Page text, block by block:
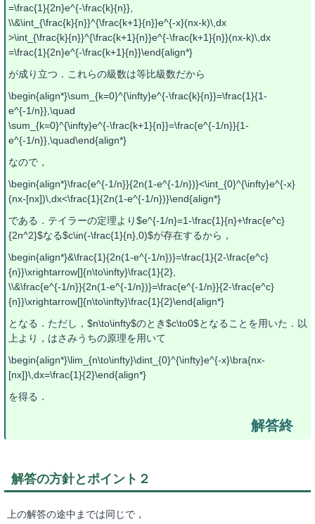
=\frac{1}{2n}e^{-\frac{k}{n}},
\\&\int_{\frac{k}{n}}^{\frac{k+1}{n}}e^{-x}(nx-k)\,dx
>\int_{\frac{k}{n}}^{\frac{k+1}{n}}e^{-\frac{k+1}{n}}(nx-k)\,dx
=\frac{1}{2n}e^{-\frac{k+1}{n}}\end{align*}
が成り立つ．これらの級数は等比級数だから
\begin{align*}\sum_{k=0}^{\infty}e^{-\frac{k}{n}}=\frac{1}{1-
e^{-1/n}},\quad
\sum_{k=0}^{\infty}e^{-\frac{k+1}{n}}=\frac{e^{-1/n}}{1-
e^{-1/n}},\quad\end{align*}
なので，
\begin{align*}\frac{e^{-1/n}}{2n(1-e^{-1/n})}<\int_{0}^{\infty}e^{-x}
(nx-[nx])\,dx<\frac{1}{2n(1-e^{-1/n})}\end{align*}
である．テイラーの定理より$e^{-1/n}=1-\frac{1}{n}+\frac{e^c}
{2n^2}$なる$c\in(-\frac{1}{n},0)$が存在するから，
\begin{align*}&\frac{1}{2n(1-e^{-1/n})}=\frac{1}{2-\frac{e^c}
{n}}\xrightarrow[]{n\to\infty}\frac{1}{2},
\\&\frac{e^{-1/n}}{2n(1-e^{-1/n})}=\frac{e^{-1/n}}{2-\frac{e^c}
{n}}\xrightarrow[]{n\to\infty}\frac{1}{2}\end{align*}
となる．ただし，$n\to\infty$のとき$c\to0$となることを用いた．以
上より，はさみうちの原理を用いて
\begin{align*}\lim_{n\to\infty}\dint_{0}^{\infty}e^{-x}\bra{nx-
[nx]}\,dx=\frac{1}{2}\end{align*}
を得る．
解答の方針とポイント２
上の解答の途中までは同じで，